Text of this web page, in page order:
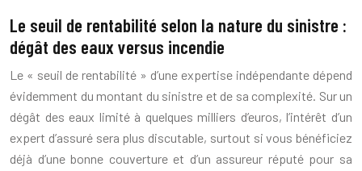
Le seuil de rentabilité selon la nature du sinistre :
dégât des eaux versus incendie
Le « seuil de rentabilité » d’une expertise indépendante dépend
évidemment du montant du sinistre et de sa complexité. Sur un
dégât des eaux limité à quelques milliers d’euros, l’intérêt d’un
expert d’assuré sera plus discutable, surtout si vous bénéficiez
déjà d’une bonne couverture et d’un assureur réputé pour sa